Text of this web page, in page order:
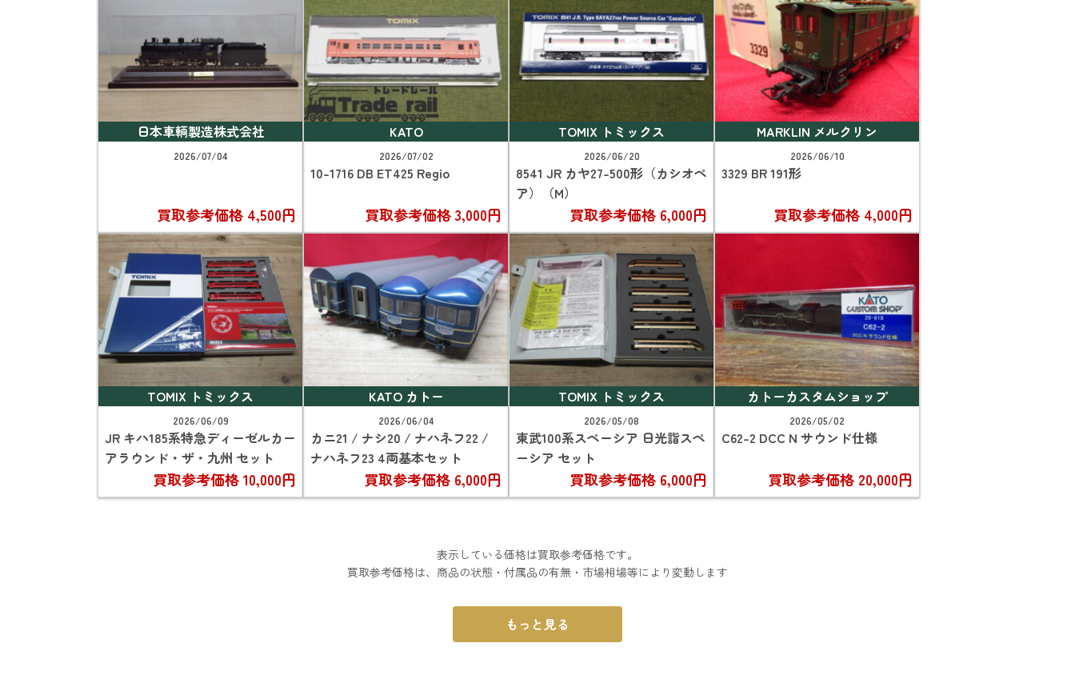
日本車輌製造株式会社
2026/07/04
買取参考価格 4,500円
KATO
2026/07/02
10-1716 DB ET425 Regio
買取参考価格3,000円
TOMIX トミックス
2026/06/20
8541 JR カヤ27-500形（カシオペ
ア）（M）
買取参考価格 6,000円
MARKLIN メルクリン
2026/06/10
3329 BR 191形
買取参考価格 4,000円
TOMIX トミックス
2026/06/09
JR キハ185系特急ディーゼルカー
アラウンド・ザ・九州 セット
買取参考価格10,000円
KATO カトー
2026/06/04
カニ21 / ナシ20 / ナハネフ22 /
ナハネフ23 4両基本セット
買取参考価格 6,000円
TOMIX トミックス
2026/05/08
東武100系スペーシア 日光詣スペ
ーシア セット
買取参考価格 6,000円
カトーカスタムショップ
2026/05/02
C62-2 DCC N サウンド仕様
買取参考価格 20,000円
表示している価格は買取参考価格です。
買取参考価格は、商品の状態・付属品の有無・市場相場等により変動します
もっと見る